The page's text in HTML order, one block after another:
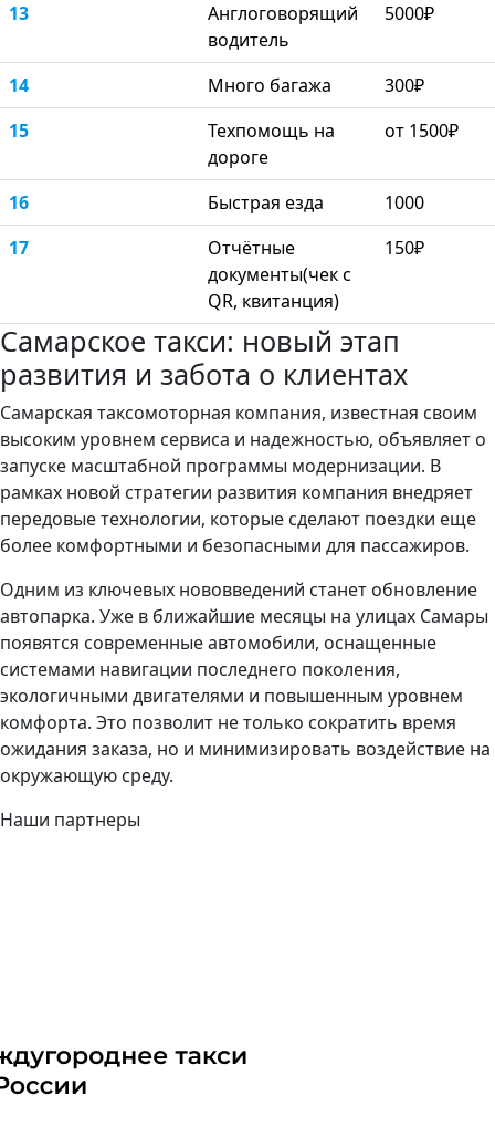
13
Англоговорящий
водитель
5000₽
14 Много багажа
300₽
15
Техпомощь на
дороге
от 1500₽
16 Быстрая езда
1000
17
Отчётные
документы(чек с
QR, квитанция)
150₽
Самарское такси: новый этап
развития и забота о клиентах
Самарская таксомоторная компания, известная своим
высоким уровнем сервиса и надежностью, объявляет о
запуске масштабной программы модернизации. В
рамках новой стратегии развития компания внедряет
передовые технологии, которые сделают поездки еще
более комфортными и безопасными для пассажиров.
Одним из ключевых нововведений станет обновление
автопарка. Уже в ближайшие месяцы на улицах Самары
появятся современные автомобили, оснащенные
системами навигации последнего поколения,
экологичными двигателями и повышенным уровнем
комфорта. Это позволит не только сократить время
ожидания заказа, но и минимизировать воздействие на
окружающую среду.
Наши партнеры